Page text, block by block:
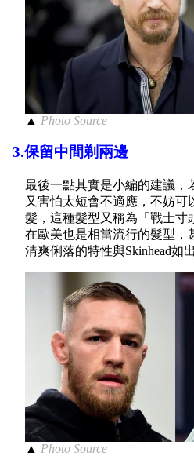
▲ Photo Source
3.保留中間剃兩邊
最後一點其實是小編的建議，
又害怕太短會不適應，不妨可
髮，這種髮型又稱為「戰士寸
在歐美也是相當流行的髮型，
清爽俐落的特性與Skinhead如
▲ Photo Source